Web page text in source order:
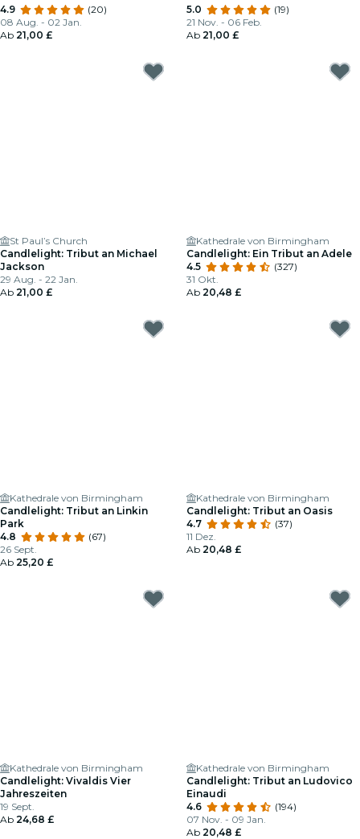
4.9
(20)
08 Aug. - 02 Jan.
Ab 21,00 £
5.0
(19)
21 Nov. - 06 Feb.
Ab 21,00 £
St Paul’s Church
Candlelight: Tribut an Michael
Jackson
29 Aug. - 22 Jan.
Ab 21,00 £
Kathedrale von Birmingham
Candlelight: Ein Tribut an Adele
4.5
(327)
31 Okt.
Ab 20,48 £
Kathedrale von Birmingham
Candlelight: Tribut an Linkin
Park
4.8
(67)
26 Sept.
Ab 25,20 £
Kathedrale von Birmingham
Candlelight: Tribut an Oasis
4.7
(37)
11 Dez.
Ab 20,48 £
Kathedrale von Birmingham
Candlelight: Vivaldis Vier
Jahreszeiten
19 Sept.
Ab 24,68 £
Kathedrale von Birmingham
Candlelight: Tribut an Ludovico
Einaudi
4.6
(194)
07 Nov. - 09 Jan.
Ab 20,48 £